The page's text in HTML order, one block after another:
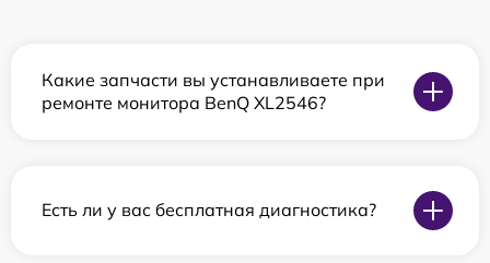
Какие запчасти вы устанавливаете при
ремонте монитора BenQ XL2546?
Есть ли у вас бесплатная диагностика?